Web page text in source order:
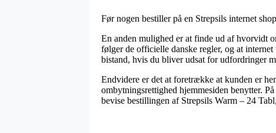
Før nogen bestiller på en Strepsils internet
En anden mulighed er at finde ud af hvorvidt
følger de officielle danske regler, og at
bistand, hvis du bliver udsat for udfordringer
Endvidere er det at foretrække at kunden er
ombytningsrettighed hjemmesiden benytter.
bevise bestillingen af Strepsils Warm – 24